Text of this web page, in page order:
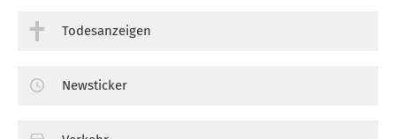
Todesanzeigen
Newsticker